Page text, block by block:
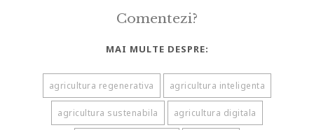
Comentezi?
MAI MULTE DESPRE:
agricultura regenerativa agricultura inteligenta
agricultura sustenabila agricultura digitala